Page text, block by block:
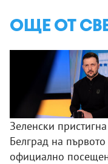
ОЩЕ ОТ
Зеленски
Белград на първото
официално